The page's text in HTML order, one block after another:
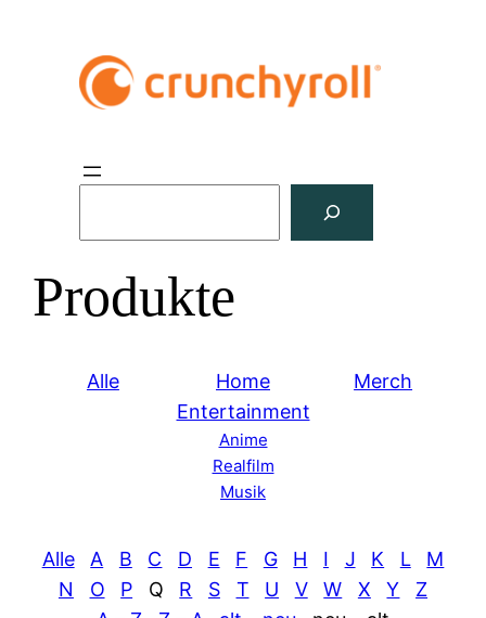
h
e
Produkte
Alle
Home
Entertainment
Anime
Realfilm
Musik
Merch
Alle A B C D E F G H I J K L
M
N
O P Q R S T U V W X Y
Z